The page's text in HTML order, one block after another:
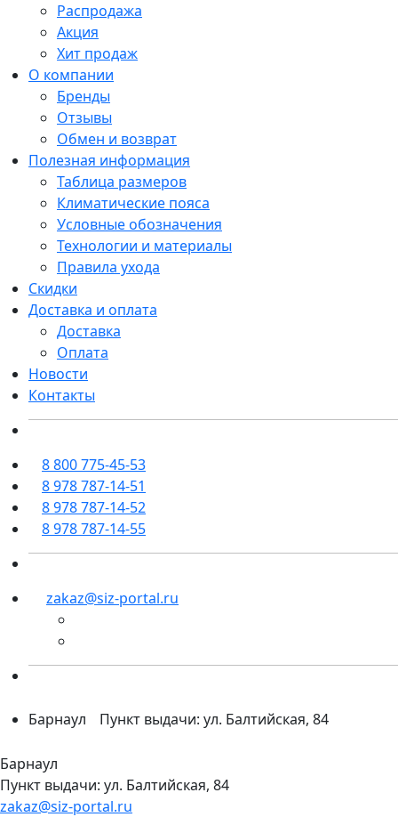
Распродажа
Акция
Хит продаж
О компании
Бренды
Отзывы
Обмен и возврат
Полезная информация
Таблица размеров
Климатические пояса
Условные обозначения
Технологии и материалы
Правила ухода
Скидки
Доставка и оплата
Доставка
Оплата
Новости
Контакты
8 800 775-45-53
8 978 787-14-51
8 978 787-14-52
8 978 787-14-55
zakaz@siz-portal.ru
Барнаул Пункт выдачи: ул. Балтийская, 84
Барнаул
Пункт выдачи: ул. Балтийская, 84
zakaz@siz-portal.ru